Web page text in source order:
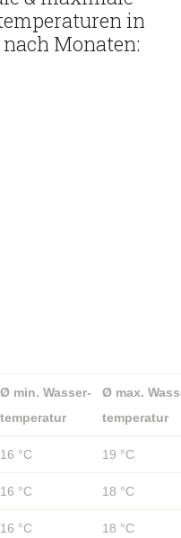
in
Monaten:
Ø min. Wasser-
temperatur
Ø max.
temperatur
16 °C 19 °C
16 °C 18 °C
16 °C 18 °C